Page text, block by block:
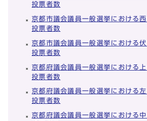
投票者数
京都市議会議員一般選挙における
投票者数
京都市議会議員一般選挙における
投票者数
京都府議会議員一般選挙における
投票者数
京都府議会議員一般選挙における
投票者数
京都府議会議員一般選挙における